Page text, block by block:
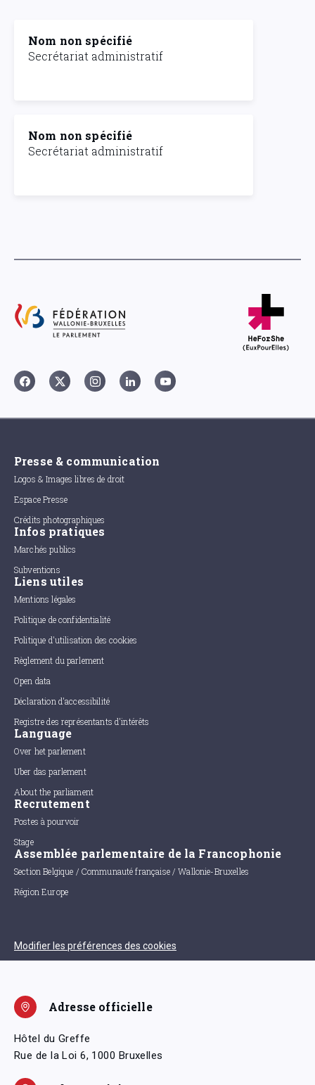
Nom non spécifié
Secrétariat administratif
Nom non spécifié
Secrétariat administratif
Presse & communication
Logos & Images libres de droit
Espace Presse
Crédits photographiques
Infos pratiques
Marchés publics
Subventions
Liens utiles
Mentions légales
Politique de confidentialité
Politique d'utilisation des cookies
Règlement du parlement
Open data
Déclaration d'accessibilité
Registre des représentants d'intérêts
Language
Over het parlement
Uber das parlement
About the parliament
Recrutement
Postes à pourvoir
Stage
Assemblée parlementaire de la Francophonie
Section Belgique / Communauté française / Wallonie-Bruxelles
Région Europe
Modifier les préférences des cookies
Adresse officielle
Hôtel du Greffe
Rue de la Loi 6, 1000 Bruxelles